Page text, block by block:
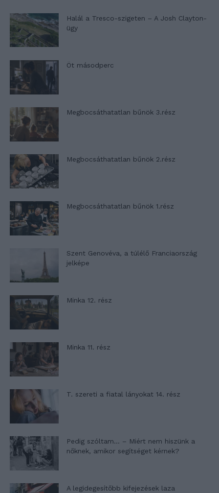
Halál a Tresco-szigeten – A Josh Clayton-
ügy
Öt másodperc
Megbocsáthatatlan bűnök 3.rész
Megbocsáthatatlan bűnök 2.rész
Megbocsáthatatlan bűnök 1.rész
Szent Genovéva, a túlélő Franciaország
jelképe
Minka 12. rész
Minka 11. rész
T. szereti a fiatal lányokat 14. rész
Pedig szóltam… – Miért nem hiszünk a
nőknek, amikor segítséget kérnek?
A legidegesítőbb kifejezések laza